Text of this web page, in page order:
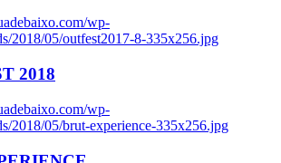
wp-
2018/05/outfest2017-8-335x256.jpg
2018
wp-
2018/05/brut-experience-335x256.jpg